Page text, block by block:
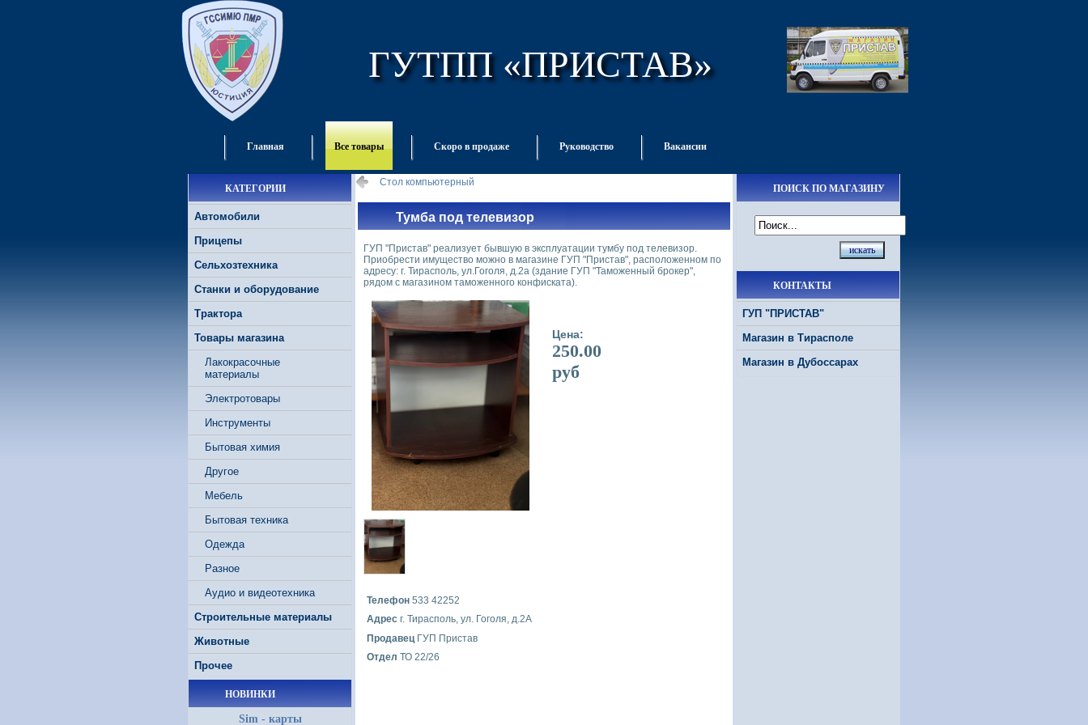
ГУТПП «ПРИСТАВ»
Главная Все товары Скоро в продаже Руководство Вакансии
КАТЕГОРИИ
Автомобили
Прицепы
Сельхозтехника
Станки и оборудование
Трактора
Товары магазина
Лакокрасочные
материалы
Электротовары
Инструменты
Бытовая химия
Другое
Мебель
Бытовая техника
Одежда
Разное
Аудио и видеотехника
Строительные материалы
Животные
Прочее
НОВИНКИ
Sim - карты
Стол компьютерный
Тумба под телевизор
ГУП "Пристав" реализует бывшую в эксплуатации тумбу под телевизор.
Приобрести имущество можно в магазине ГУП "Пристав", расположенном по
адресу: г. Тирасполь, ул.Гоголя, д.2а (здание ГУП "Таможенный брокер",
рядом с магазином таможенного конфиската).
Цена:
250.00
руб
Телефон 533 42252
Адрес г. Тирасполь, ул. Гоголя, д.2А
Продавец ГУП Пристав
Отдел ТО 22/26
ПОИСК ПО МАГАЗИНУ
КОНТАКТЫ
ГУП "ПРИСТАВ"
Магазин в Тирасполе
Магазин в Дубоссарах